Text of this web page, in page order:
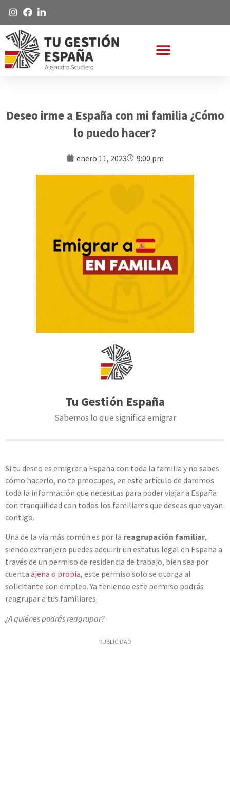
Deseo irme a España con mi familia ¿Cómo
lo puedo hacer?
enero 11, 2023 9:00 pm
Tu Gestión España
Sabemos lo que significa emigrar
Si tu deseo es emigrar a España con toda la familia y no sabes
cómo hacerlo, no te preocupes, en este artículo de daremos
toda la información que necesitas para poder viajar a España
con tranquilidad con todos los familiares que deseas que vayan
contigo.
Una de la vía más común es por la reagrupación familiar,
siendo extranjero puedes adquirir un estatus legal en España a
través de un permiso de residencia de trabajo, bien sea por
cuenta ajena o propia, este permiso solo se otorga al
solicitante con empleo. Ya teniendo este permiso podrás
reagrupar a tus familiares.
¿A quiénes podrás reagrupar?
PUBLICIDAD